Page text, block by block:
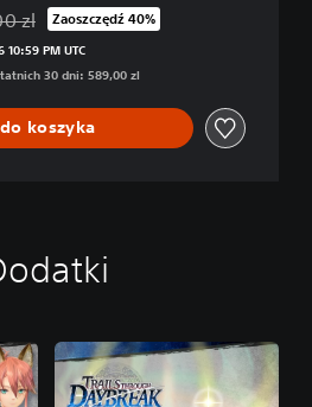
zniżkę z oryginalnej ceny
zl Zaoszczędź 40%
PM UTC
30 dni: 589,00 zl
koszyka